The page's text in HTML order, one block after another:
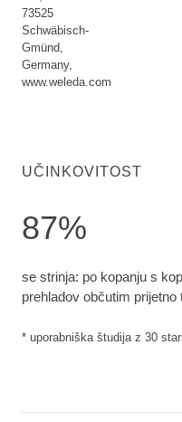
73525
Schwäbisch-
Gmünd,
Germany,
www.weleda.com
UČINKOVITOST
87%
se strinja: po kopanju s
prehladov občutim prijetno
* uporabniška študija z 30